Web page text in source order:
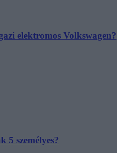
elektromos Volkswagen?
5 személyes?